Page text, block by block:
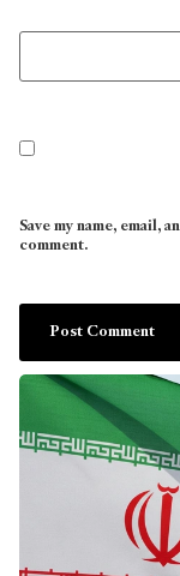
Save my name, email,
comment.